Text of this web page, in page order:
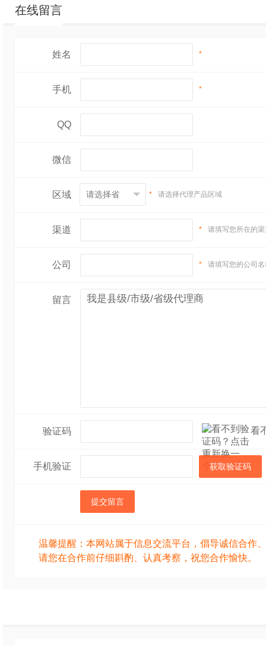
在线留言
姓名 *
手机 *
QQ
微信
区域 * 请选择代理产品区域
渠道 * 请填写您所在的
公司 * 请填写您的公司
留言
验证码 看
手机验证 获取验证码
提交留言
温馨提醒：本网站属于信息交流平台，倡导诚信合作
请您在合作前仔细斟酌、认真考察，祝您合作愉快。